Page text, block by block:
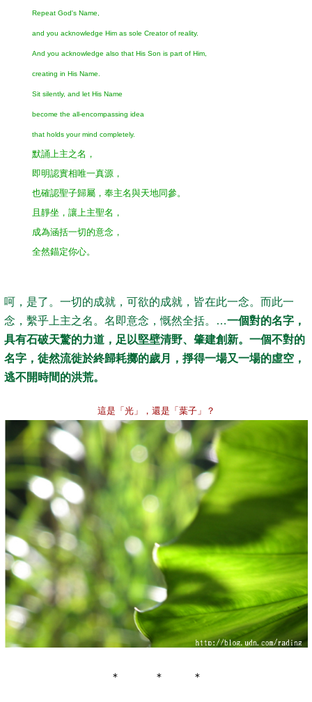
Repeat God's Name,
and you acknowledge Him as sole Creator of reality.
And you acknowledge also that His Son is part of Him,
creating in His Name.
Sit silently, and let His Name
become the all-encompassing idea
that holds your mind completely.
默誦上主之名，
即明認實相唯一真源，
也確認聖子歸屬，奉主名與天地同參。
且靜坐，讓上主聖名，
成為涵括一切的意念，
全然錨定你心。
呵，是了。一切的成就，可欲的成就，皆在此一念。而此一
念，繫乎上主之名。名即意念，慨然全括。…一個對的名字，
具有石破天驚的力道，足以堅壁清野、肇建創新。一個不對的
名字，徒然流徙於終歸耗擲的歲月，掙得一場又一場的虛空，
逃不開時間的洪荒。
這是「光」，還是「葉子」？
＊ ＊ ＊